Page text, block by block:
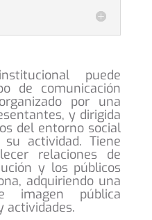
puede
de comunicación
por una
y dirigida
del entorno social
actividad. Tiene
relaciones de
y los públicos
adquiriendo una
imagen pública
actividades.